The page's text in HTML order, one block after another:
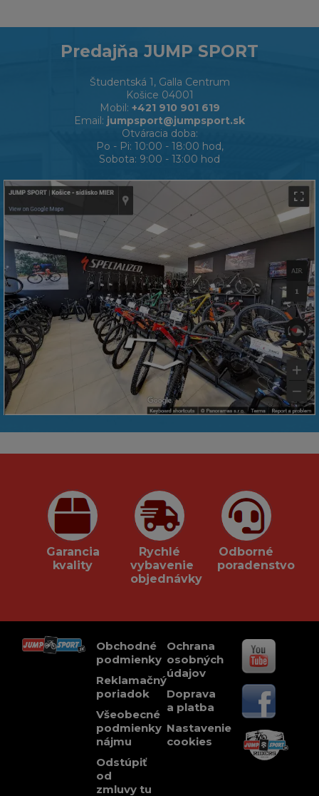
Predajňa JUMP SPORT
Študentská 1, Galla Centrum
Košice 04001
Mobil: +421 910 901 619
Email: jumpsport@jumpsport.sk
Otváracia doba:
Po - Pi: 10:00 - 18:00 hod,
Sobota: 9:00 - 13:00 hod
Garancia
kvality
Rychlé
vybavenie
objednávky
Odborné
poradenstvo
Obchodné
podmienky
Reklamačný
poriadok
Všeobecné
podmienky
nájmu
Odstúpiť
od
zmluvy tu
Ochrana
osobných
údajov
Doprava
a platba
Nastavenie
cookies